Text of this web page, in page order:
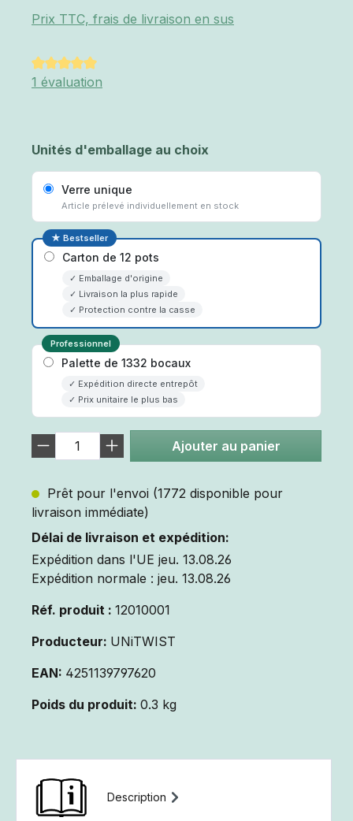
Prix TTC, frais de livraison en sus
Note moyenne de 5 sur 5 étoiles
1 évaluation
Unités d'emballage au choix
Verre unique
Article prélevé individuellement en stock
★ Bestseller
Carton de 12 pots
✓ Emballage d'origine
✓ Livraison la plus rapide
✓ Protection contre la casse
Professionnel
Palette de 1332 bocaux
✓ Expédition directe entrepôt
✓ Prix unitaire le plus bas
Ajouter au panier
Prêt pour l'envoi (1772 disponible pour
livraison immédiate)
Délai de livraison et expédition:
Expédition dans l'UE jeu. 13.08.26
Expédition normale : jeu. 13.08.26
Réf. produit : 12010001
Producteur: UNiTWIST
EAN: 4251139797620
Poids du produit: 0.3 kg
Description